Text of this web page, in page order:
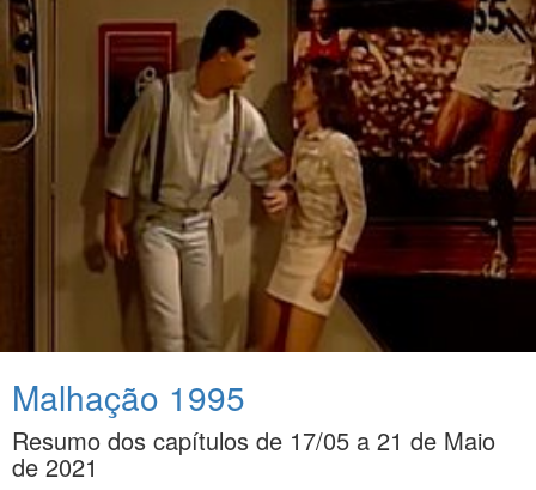
Malhação 1995
Resumo dos capítulos de 17/05 a 21 de Maio
de 2021